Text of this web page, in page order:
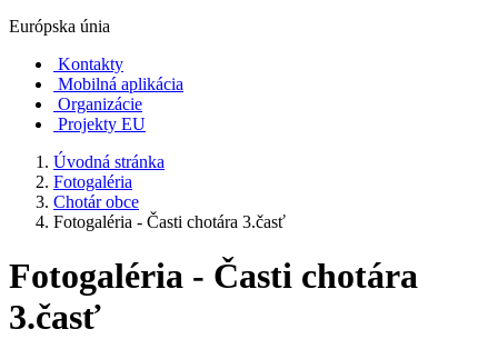
Európska únia
Kontakty
Mobilná aplikácia
Organizácie
Projekty EU
Úvodná stránka
Fotogaléria
Chotár obce
Fotogaléria - Časti chotára 3.časť
Fotogaléria - Časti chotára
3.časť